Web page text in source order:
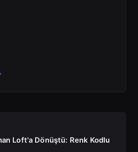
Loft'a Dönüştü: Renk Kodlu